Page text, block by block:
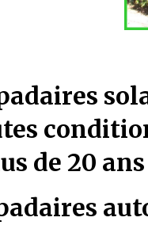
de 20